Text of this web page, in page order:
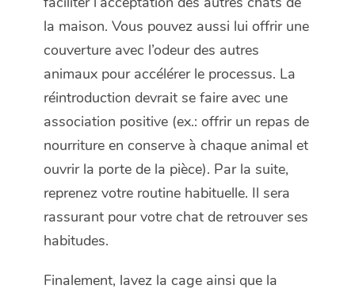
la maison. Vous pouvez aussi lui offrir une
couverture avec l’odeur des autres
animaux pour accélérer le processus. La
réintroduction devrait se faire avec une
association positive (ex.: offrir un repas de
nourriture en conserve à chaque animal et
ouvrir la porte de la pièce). Par la suite,
reprenez votre routine habituelle. Il sera
rassurant pour votre chat de retrouver ses
habitudes.
Finalement, lavez la cage ainsi que la